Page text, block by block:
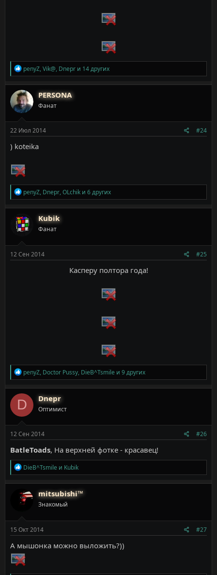
Р
е
а
к
ц
и
и
penyZ,Vik@, Dnepr и 14 других
PERSONA
Фанат
22 Июл 2014 #24
) koteika
Р
е
а
ц
и
penyZ, Dnepr,OLchik и 6 других
Kubik
Фанат
12 Сен 2014 #25
Касперу полтора года!
Р
е
а
к
ц
и
и
penyZ, Doctor Pussy, DieB^Tsmile и 9 других
D Dnepr
Оптимист
12 Сен 2014 #26
BatleToads, На верхней фотке - красавец!
Р
е
а
к
ц
и
DieB^Tsmile и Kubik
mitsubishi™
Знакомый
15 Окт 2014 #27
А мышонка можно выложить?))